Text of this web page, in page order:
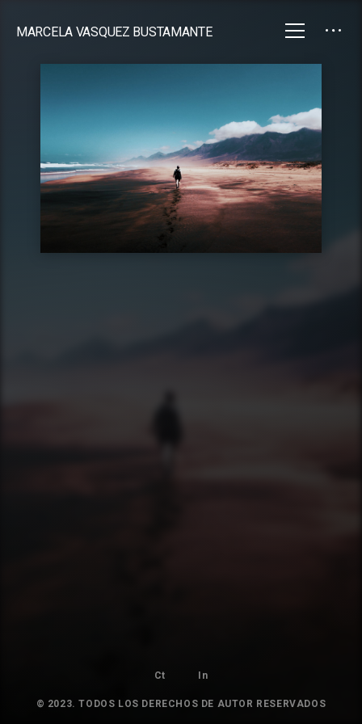
MARCELA VASQUEZ BUSTAMANTE
Ct In
© 2023. TODOS LOS DERECHOS DE AUTOR RESERVADOS